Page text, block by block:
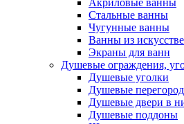
Акриловые ванны
Стальные ванны
Чугунные ванны
Ванны из
Экраны для ванн
Душевые ограждения,
Душевые уголки
Душевые
Душевые двери в
Душевые поддоны